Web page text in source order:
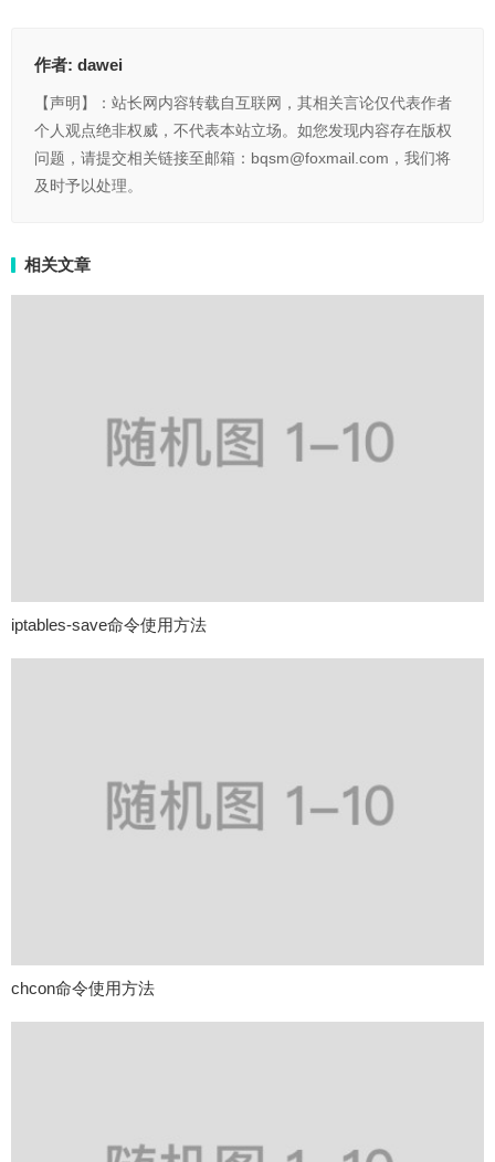
作者: dawei
【声明】：站长网内容转载自互联网，其相关言论仅代表作者
个人观点绝非权威，不代表本站立场。如您发现内容存在版权
问题，请提交相关链接至邮箱：bqsm@foxmail.com，我们将
及时予以处理。
相关文章
iptables-save命令使用方法
chcon命令使用方法